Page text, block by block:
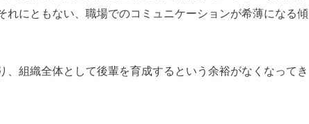
れにともない、職場でのコミュニケーションが希薄になる傾
、組織全体として後輩を育成するという余裕がなくなってき